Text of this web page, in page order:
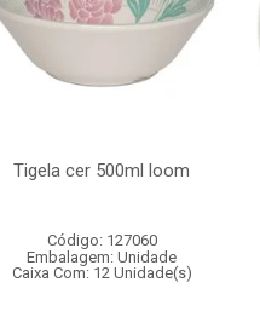
Tigela cer 500ml loom
Código: 127060
Embalagem: Unidade
Caixa Com: 12 Unidade(s)